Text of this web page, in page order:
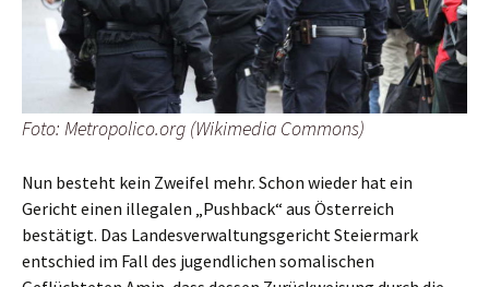
Foto: Metropolico.org (Wikimedia Commons)
Nun besteht kein Zweifel mehr. Schon wieder hat ein
Gericht einen illegalen „Pushback“ aus Österreich
bestätigt. Das Landesverwaltungsgericht Steiermark
entschied im Fall des jugendlichen somalischen